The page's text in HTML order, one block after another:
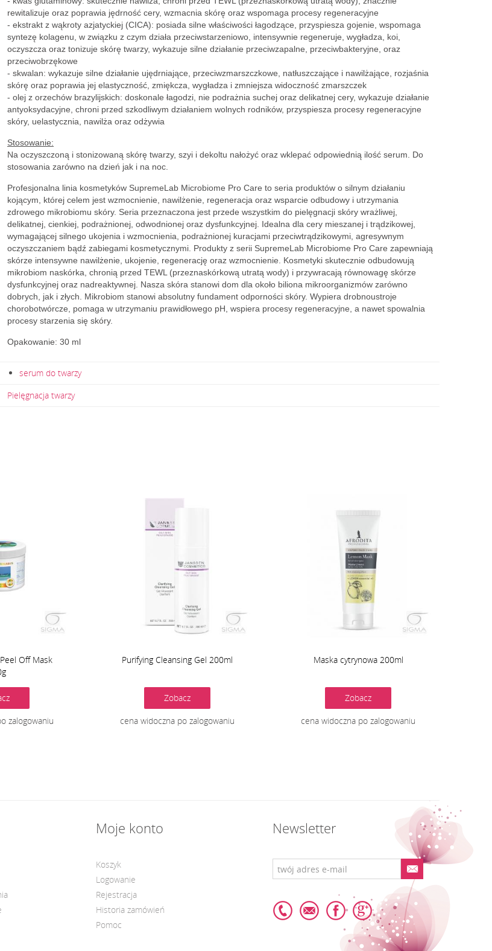
rewitalizuje oraz poprawia jędrność cery, wzmacnia skórę oraz wspomaga procesy regeneracyjne
- ekstrakt z wąkroty azjatyckiej (CICA): posiada silne właściwości łagodzące, przyspiesza gojenie, wspomaga
syntezę kolagenu, w związku z czym działa przeciwstarzeniowo, intensywnie regeneruje, wygładza, koi,
oczyszcza oraz tonizuje skórę twarzy, wykazuje silne działanie przeciwzapalne, przeciwbakteryjne, oraz
przeciwobrzękowe
- skwalan: wykazuje silne działanie ujędrniające, przeciwzmarszczkowe, natłuszczające i nawilżające, rozjaśnia
skórę oraz poprawia jej elastyczność, zmiękcza, wygładza i zmniejsza widoczność zmarszczek
- olej z orzechów brazylijskich: doskonale łagodzi, nie podrażnia suchej oraz delikatnej cery, wykazuje działanie
antyoksydacyjne, chroni przed szkodliwym działaniem wolnych rodników, przyspiesza procesy regeneracyjne
skóry, uelastycznia, nawilża oraz odżywia
Stosowanie:
Na oczyszczoną i stonizowaną skórę twarzy, szyi i dekoltu nałożyć oraz wklepać odpowiednią ilość serum. Do
stosowania zarówno na dzień jak i na noc.
Profesjonalna linia kosmetyków SupremeLab Microbiome Pro Care to seria produktów o silnym działaniu
kojącym, której celem jest wzmocnienie, nawilżenie, regeneracja oraz wsparcie odbudowy i utrzymania
zdrowego mikrobiomu skóry. Seria przeznaczona jest przede wszystkim do pielęgnacji skóry wrażliwej,
delikatnej, cienkiej, podrażnionej, odwodnionej oraz dysfunkcyjnej. Idealna dla cery mieszanej i trądzikowej,
wymagającej silnego ukojenia i wzmocnienia, podrażnionej kuracjami przeciwtrądzikowymi, agresywnym
oczyszczaniem bądź zabiegami kosmetycznymi. Produkty z serii SupremeLab Microbiome Pro Care zapewniają
skórze intensywne nawilżenie, ukojenie, regenerację oraz wzmocnienie. Kosmetyki skutecznie odbudowują
mikrobiom naskórka, chronią przed TEWL (przeznaskórkową utratą wody) i przywracają równowagę skórze
dysfunkcyjnej oraz nadreaktywnej. Nasza skóra stanowi dom dla około biliona mikroorganizmów zarówno
dobrych, jak i złych. Mikrobiom stanowi absolutny fundament odporności skóry. Wypiera drobnoustroje
chorobotwórcze, pomaga w utrzymaniu prawidłowego pH, wspiera procesy regeneracyjne, a nawet spowalnia
procesy starzenia się skóry.
Opakowanie: 30 ml
serum do twarzy
Pielęgnacja twarzy
Off Mask
zalogowaniu
Purifying Cleansing Gel 200ml
Zobacz
cena widoczna po zalogowaniu
Maska cytrynowa 200ml
Zobacz
cena widoczna po zalogowaniu
Moje konto
Koszyk
Logowanie
Rejestracja
Historia zamówień
Pomoc
Newsletter